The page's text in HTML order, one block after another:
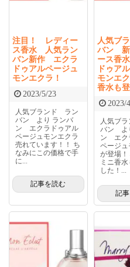
注目！ レディー
ス香水 人気ラン
バン新作 エクラ
ドゥアルページュ
モンエクラ！
2023/5/23
人気ブランド ラン
バン より ランバ
ン エクラドゥアル
ページュモンエクラ
売れています！！ ち
なみにこの価格で手
に...
記事を読む
人気ブ
バン 新
ース香
ドゥア
モンエ
香水も登
2023/
人気ブ
バン よ
ン エク
ページュ
が登場！
ミニ香
した！...
記